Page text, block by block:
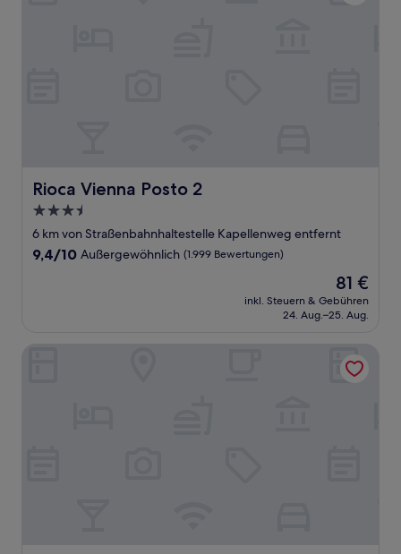
Rioca Vienna Posto 2
Rioca Vienna Posto 2
3.5-
Sterne-
Unterkunft
6 km von Straßenbahnhaltestelle Kapellenweg entfernt
9.4
9,4/10 Außergewöhnlich (1.999 Bewertungen)
Der
Preis
beträgt
81 €
inkl. Steuern & Gebühren
24. Aug.–25. Aug.